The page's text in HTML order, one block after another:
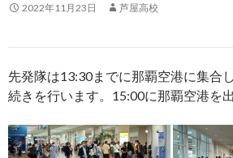
2022年11月23日 芦屋高校
先発隊は13:30までに那覇空港に集合し
続きを行います。 15:00に那覇空港を